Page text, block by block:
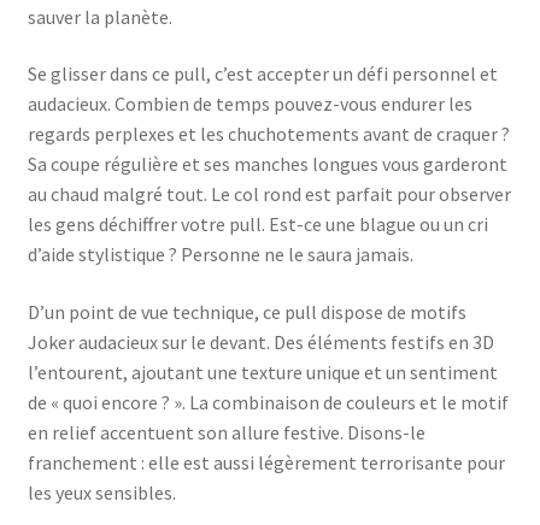
sauver la planète.
Se glisser dans ce pull, c’est accepter un défi personnel et
audacieux. Combien de temps pouvez-vous endurer les
regards perplexes et les chuchotements avant de craquer ?
Sa coupe régulière et ses manches longues vous garderont
au chaud malgré tout. Le col rond est parfait pour observer
les gens déchiffrer votre pull. Est-ce une blague ou un cri
d’aide stylistique ? Personne ne le saura jamais.
D’un point de vue technique, ce pull dispose de motifs
Joker audacieux sur le devant. Des éléments festifs en 3D
l’entourent, ajoutant une texture unique et un sentiment
de « quoi encore ? ». La combinaison de couleurs et le motif
en relief accentuent son allure festive. Disons-le
franchement : elle est aussi légèrement terrorisante pour
les yeux sensibles.